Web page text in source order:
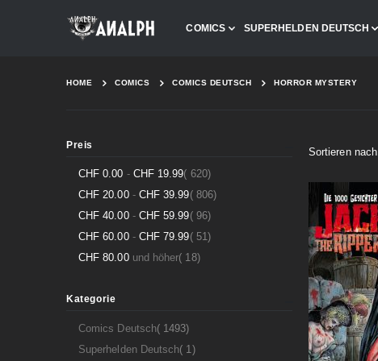
COMICS SUPERHELDEN DEUTSCH
HOME COMICS COMICS DEUTSCH HORROR MYSTERY
Sortieren nach
Preis
CHF 0.00 - CHF 19.99 620Artikel
CHF 20.00- CHF 39.99 806Artikel
CHF 40.00- CHF 59.99 96Artikel
CHF 60.00- CHF 79.99 51Artikel
CHF 80.00und höher 18Artikel
Kategorie
Comics Deutsch 1493Artikel
Superhelden Deutsch 1 Artikel